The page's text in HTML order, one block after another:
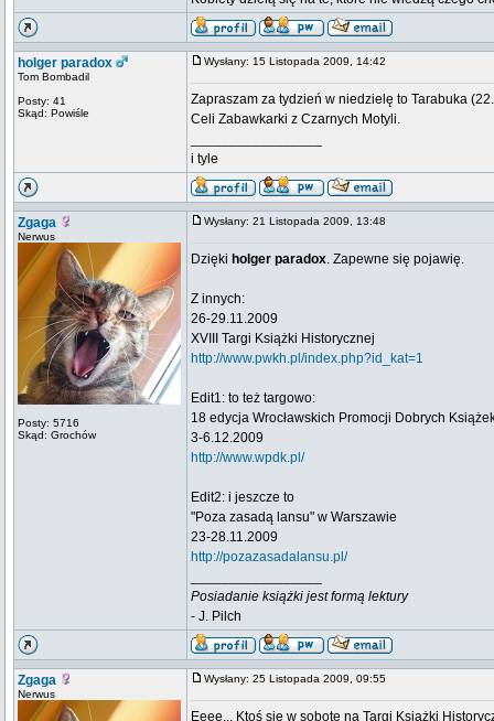
holger paradox
Tom Bombadil
Posty: 41
Skąd: Powiśle
Wysłany: 15 Listopada 2009, 14:42
Zapraszam za tydzień w niedzielę to Tarabuka
Celi Zabawkarki z Czarnych Motyli.
i tyle
Zgaga
Nerwus
Posty: 5716
Skąd: Grochów
Wysłany: 21 Listopada 2009, 13:48
Dzięki holger paradox. Zapewne się pojawię.
Z innych:
26-29.11.2009
XVIII Targi Książki Historycznej
http://www.pwkh.pl/index.php?id_kat=1
Edit1: to też targowo:
18 edycja Wrocławskich Promocji Dobrych
3-6.12.2009
http://www.wpdk.pl/
Edit2: i jeszcze to
"Poza zasadą lansu" w Warszawie
23-28.11.2009
http://pozazasadalansu.pl/
Posiadanie książki jest formą lektury
- J. Pilch
Zgaga
Nerwus
Wysłany: 25 Listopada 2009, 09:55
Eeee... Ktoś się w sobotę na Targi Książki